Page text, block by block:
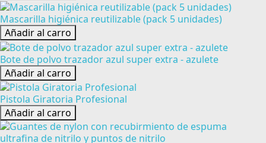
Mascarilla higiénica reutilizable (pack 5 unidades)
Añadir al carro
Bote de polvo trazador azul super extra - azulete
Añadir al carro
Pistola Giratoria Profesional
Añadir al carro